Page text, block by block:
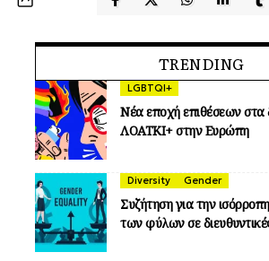
TRENDING
LGBTQI+
Νέα εποχή επιθέσεων στα
ΛΟΑΤΚΙ+ στην Ευρώπη
Diversity Gender
Συζήτηση για την
των φύλων σε